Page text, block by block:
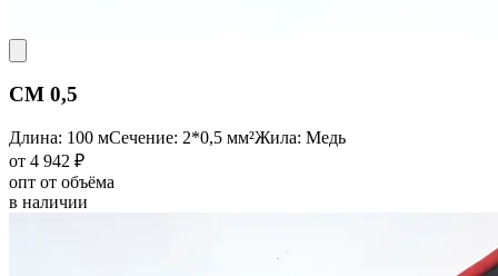
CM 0,5
Длина: 100 мСечение: 2*0,5 мм²Жила: Медь
от 4 942 ₽
опт от объёма
в наличии